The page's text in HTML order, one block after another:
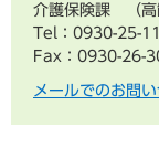
介護保険課
Tel：0930-25-
Fax：0930-26-
メールでのお問